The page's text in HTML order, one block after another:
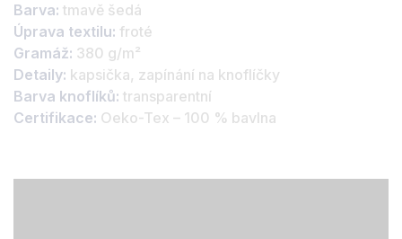
Barva: tmavě šedá
Úprava textilu: froté
Gramáž: 380 g/m²
Detaily: kapsička, zapínání na knoflíčky
Barva knoflíků: transparentní
Certifikace: Oeko-Tex – 100 % bavlna